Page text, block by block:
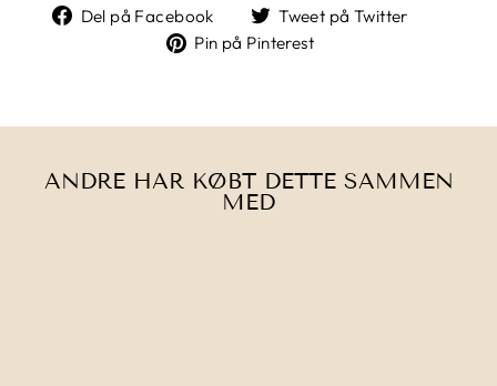
Del på Facebook
Del
på
Tweet på Twitter
Pin på Pinterest
ANDRE HAR KØBT DETTE SAMMEN
MED